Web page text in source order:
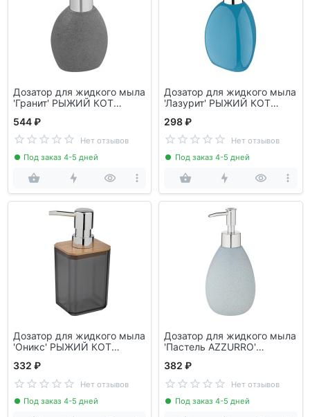
Дозатор для жидкого мыла
'Гранит' РЫЖИЙ КОТ
544 ₽
Нет отзывов
Под заказ 4-5 дней
Дозатор для жидкого мыла
'Лазурит' РЫЖИЙ КОТ
298 ₽
Нет отзывов
Под заказ 4-5 дней
Дозатор для жидкого мыла
'Оникс' РЫЖИЙ КОТ
332 ₽
Нет отзывов
Под заказ 4-5 дней
Дозатор для жидкого мыла
'Пастель AZZURRO'
382 ₽
Нет отзывов
Под заказ 4-5 дней